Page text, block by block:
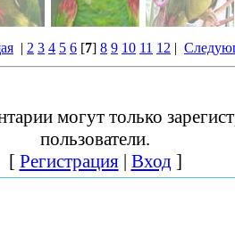
| 2 3 4 5 6 [7] 8 9 10 11 12 |
могут только
пользователи.
[ Регистрация| Вход]